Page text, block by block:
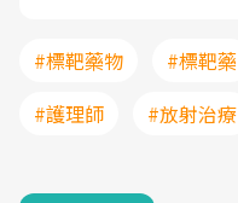
#標靶藥物 #標靶藥
#護理師
#放射治療